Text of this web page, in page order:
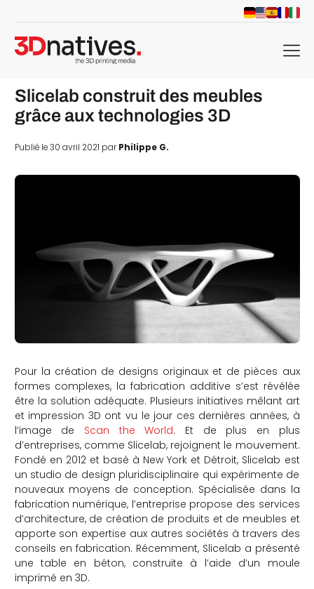
menu
Slicelab construit des meubles
grâce aux technologies 3D
Publié le 30 avril 2021 parPhilippe G.
Pour la création de designs originaux et de pièces aux
formes complexes, la fabrication additive s’est révélée
être la solution adéquate. Plusieurs initiatives mêlant art
et impression 3D ont vu le jour ces dernières années, à
l’image de Scan the World. Et de plus en plus
d’entreprises, comme Slicelab, rejoignent le mouvement.
Fondé en 2012 et basé à New York et Détroit, Slicelab est
un studio de design pluridisciplinaire qui expérimente de
nouveaux moyens de conception. Spécialisée dans la
fabrication numérique, l’entreprise propose des services
d’architecture, de création de produits et de meubles et
apporte son expertise aux autres sociétés à travers des
conseils en fabrication. Récemment, Slicelab a présenté
une table en béton, construite à l’aide d’un moule
imprimé en 3D.